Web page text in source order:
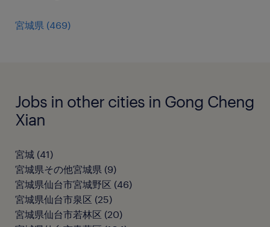
宮城県 (469)
Jobs in other cities in Gong Cheng
Xian
宮城 (41)
宮城県その他宮城県 (9)
宮城県仙台市宮城野区 (46)
宮城県仙台市泉区 (25)
宮城県仙台市若林区 (20)